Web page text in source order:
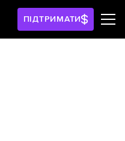
ПІДТРИМАТИ